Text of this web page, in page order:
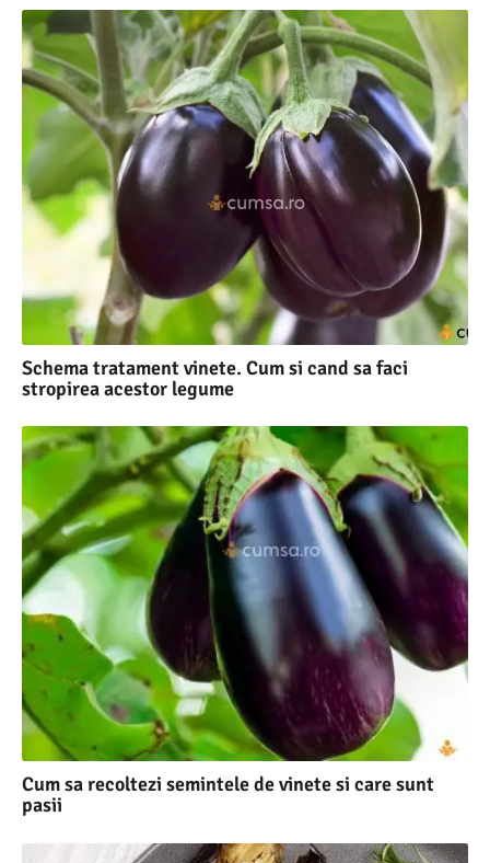
Schema tratament vinete. Cum si cand sa faci
stropirea acestor legume
Cum sa recoltezi semintele de vinete si care sunt
pasii